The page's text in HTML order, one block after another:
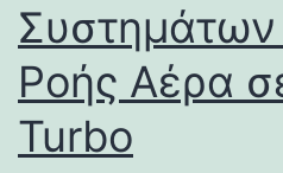
Ροής Αέρα
Turbo